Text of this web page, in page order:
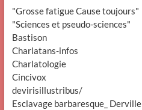
"Grosse fatigue Cause toujours"
"Sciences et pseudo-sciences"
Bastison
Charlatans-infos
Charlatologie
Cincivox
devirisillustribus/
Esclavage barbaresque_ Derville